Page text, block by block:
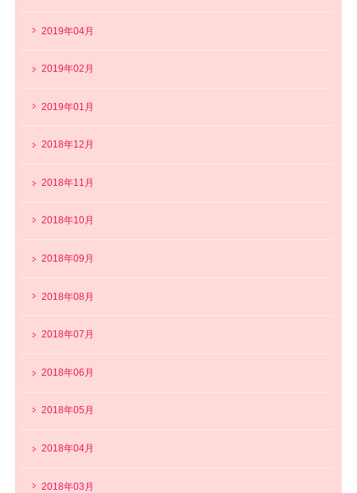
2019年04月
2019年02月
2019年01月
2018年12月
2018年11月
2018年10月
2018年09月
2018年08月
2018年07月
2018年06月
2018年05月
2018年04月
2018年03月